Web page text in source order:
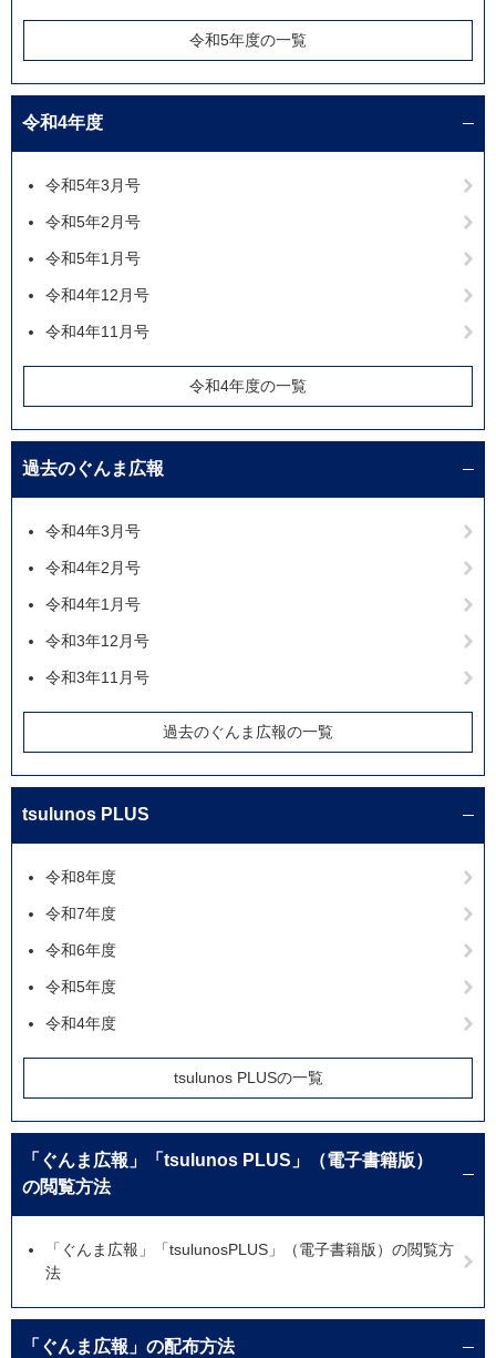
令和5年度の一覧
令和4年度
令和5年3月号
令和5年2月号
令和5年1月号
令和4年12月号
令和4年11月号
令和4年度の一覧
過去のぐんま広報
令和4年3月号
令和4年2月号
令和4年1月号
令和3年12月号
令和3年11月号
過去のぐんま広報の一覧
tsulunos PLUS
令和8年度
令和7年度
令和6年度
令和5年度
令和4年度
tsulunos PLUSの一覧
「ぐんま広報」「tsulunos PLUS」（電子書籍版）
の閲覧方法
「ぐんま広報」「tsulunosPLUS」（電子書籍版）の閲覧方
法
「ぐんま広報」の配布方法